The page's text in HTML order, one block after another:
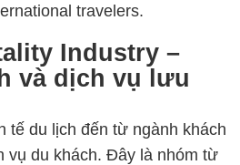
travelers.
Industry –
và dịch vụ lưu
tế du lịch đến từ ngành khách
vụ du khách. Đây là nhóm từ